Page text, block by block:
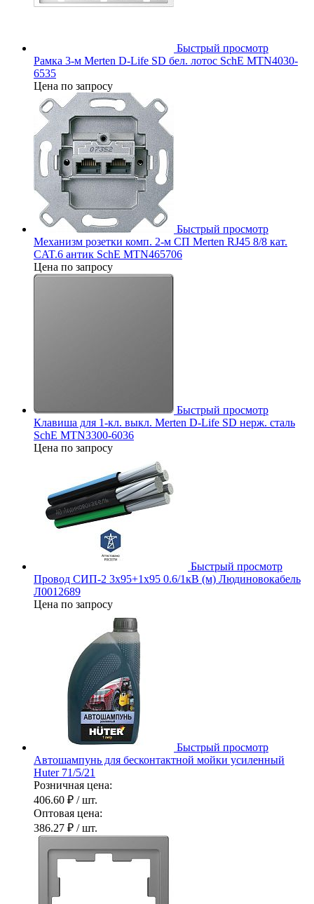
Быстрый просмотр
Рамка 3-м Merten D-Life SD бел. лотос SchE MTN4030-
6535
Цена по запросу
Быстрый просмотр
Механизм розетки комп. 2-м СП Merten RJ45 8/8 кат.
CAT.6 антик SchE MTN465706
Цена по запросу
Быстрый просмотр
Клавиша для 1-кл. выкл. Merten D-Life SD нерж. сталь
SchE MTN3300-6036
Цена по запросу
Быстрый просмотр
Провод СИП-2 3х95+1х95 0.6/1кВ (м) Людиновокабель
Л0012689
Цена по запросу
Быстрый просмотр
Автошампунь для бесконтактной мойки усиленный
Huter 71/5/21
Розничная цена:
406.60 ₽ / шт.
Оптовая цена:
386.27 ₽ / шт.